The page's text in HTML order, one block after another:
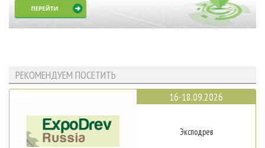
РЕКОМЕНДУЕМ ПОСЕТИТЬ
16-18.09.2026
Эксподрев